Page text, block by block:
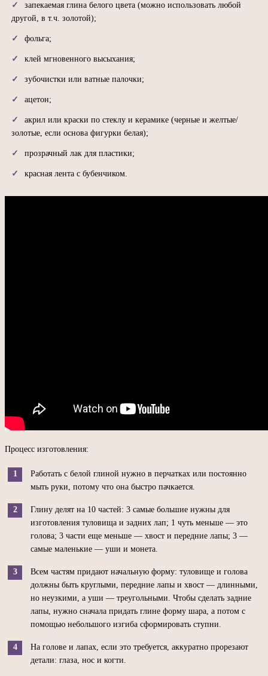
запекаемая глина белого цвета (можно использовать любой
другой, в т.ч. золотой);
фольга;
клей мгновенного высыхания;
зубочистки или ватные палочки;
ацетон;
акрил или краски по стеклу и керамике (черные и желтые/
золотые, если основа фигурки белая);
прозрачный лак для пластики;
красная лента с бубенчиком.
Процесс изготовления:
Работать с белой глиной нужно в перчатках или постоянно
мыть руки, потому что она быстро пачкается.
Глину делят на 10 частей: 3 самые большие нужны для
изготовления туловища и задних лап; 1 чуть меньше — это
голова; 3 части еще меньше — хвост и передние лапы; 3 —
самые маленькие — уши и монета.
Всем частям придают начальную форму: туловище и голова
должны быть круглыми, передние лапы и хвост — длинными,
но неузкими, а уши — треугольными. Чтобы сделать задние
лапы, нужно сначала придать глине форму шара, а потом с
помощью небольшого изгиба сформировать ступни.
На голове и лапах, если это требуется, аккуратно прорезают
детали: глаза, нос и когти.